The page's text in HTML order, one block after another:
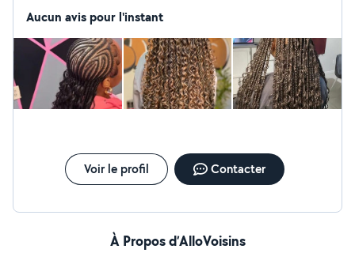
Aucun avis pour l'instant
Voir le profil Contacter
À Propos d’AlloVoisins